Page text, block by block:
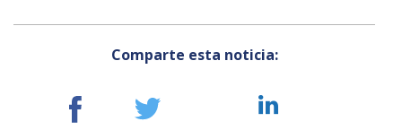
Comparte esta noticia: